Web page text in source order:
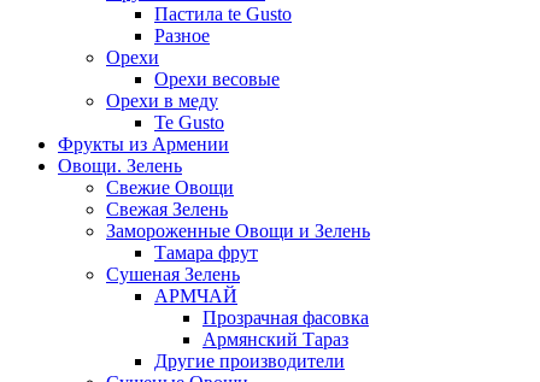
Пастила te Gusto
Разное
Орехи
Орехи весовые
Орехи в меду
Te Gusto
Фрукты из Армении
Овощи. Зелень
Свежие Овощи
Свежая Зелень
Замороженные Овощи и Зелень
Тамара фрут
Сушеная Зелень
АРМЧАЙ
Прозрачная фасовка
Армянский Тараз
Другие производители